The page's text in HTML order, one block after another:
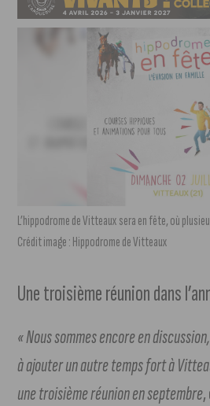
L’hippodrome de Vitteaux sera en fête, où
Crédit image : Hippodrome de Vitteaux
Une troisième réunion dans
« Nous sommes encore en
à ajouter un autre temps fort à
une troisième réunion en septembre,